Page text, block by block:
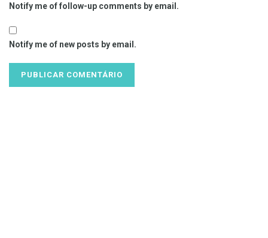
Notify me of follow-up comments by email.
Notify me of new posts by email.